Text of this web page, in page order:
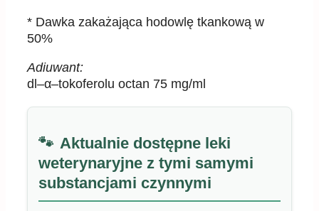
* Dawka zakażająca hodowlę tkankową w
50%
Adiuwant:
dl –α–tokoferolu octan 75 mg/ml
Aktualnie dostępne leki
weterynaryjne z tymi samymi
substancjami czynnymi